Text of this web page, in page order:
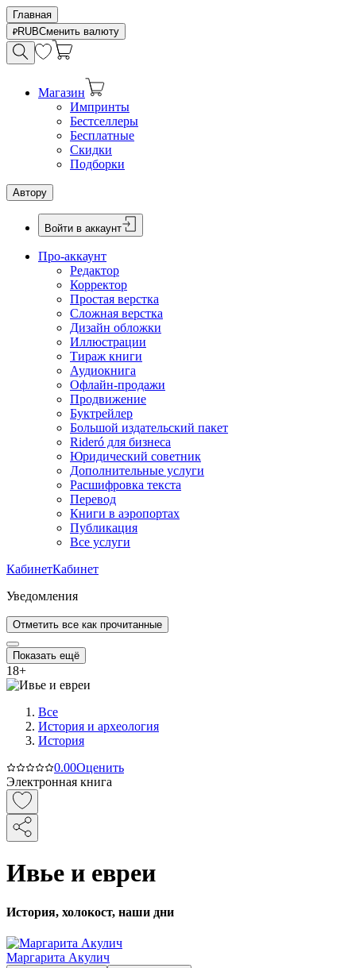
Главная
RUBСменить валюту
Магазин
Импринты
Бестселлеры
Бесплатные
Скидки
Подборки
Автору
Войти в аккаунт
Про-аккаунт
Редактор
Корректор
Простая верстка
Сложная верстка
Дизайн обложки
Иллюстрации
Тираж книги
Аудиокнига
Офлайн-продажи
Продвижение
Буктрейлер
Большой издательский пакет
Rideró для бизнеса
Юридический советник
Дополнительные услуги
Расшифровка текста
Перевод
Книги в аэропортах
Публикация
Все услуги
КабинетКабинет
Уведомления
Отметить все как прочитанные
Показать ещё
18+
Все
История и археология
История
0.00Оценить
Электронная книга
Ивье и евреи
История, холокост, наши дни
Маргарита Акулич